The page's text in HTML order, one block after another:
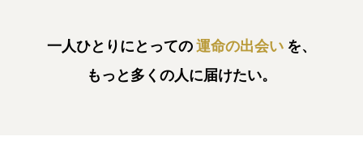
一人ひとりにとっての運命の出会い を、
もっと多くの人に届けたい。